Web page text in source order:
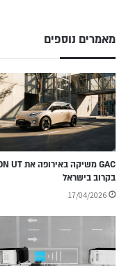
מאמרים נוספים
בקרוב בישראל
17/04/2026